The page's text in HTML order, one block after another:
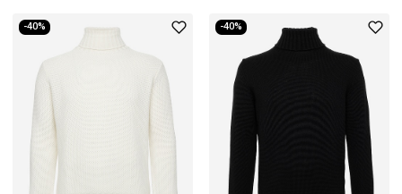
-40% -40%